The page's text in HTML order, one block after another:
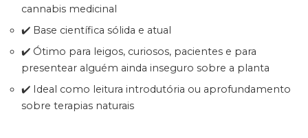
cannabis medicinal
✔️ Base científica sólida e atual
✔️ Ótimo para leigos, curiosos, pacientes e para
presentear alguém ainda inseguro sobre a planta
✔️ Ideal como leitura introdutória ou aprofundamento
sobre terapias naturais